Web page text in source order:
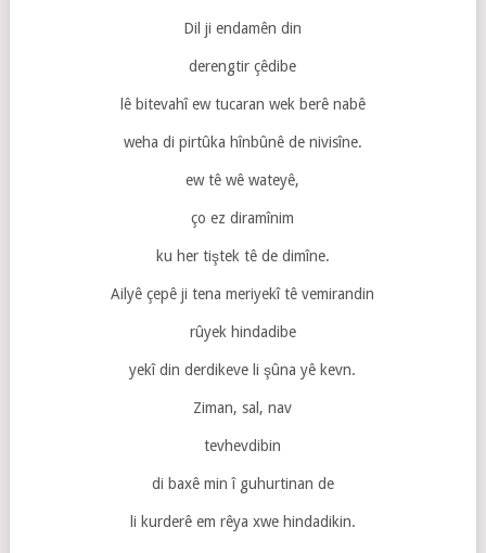
Dil ji endamên din
derengtir çêdibe
lê bitevahî ew tucaran wek berê nabê
weha di pirtûka hînbûnê de nivisîne.
ew tê wê wateyê,
ço ez diramînim
ku her tiştek tê de dimîne.
Ailyê çepê ji tena meriyekî tê vemirandin
rûyek hindadibe
yekî din derdikeve li şûna yê kevn.
Ziman, sal, nav
tevhevdibin
di baxê min î guhurtinan de
li kurderê em rêya xwe hindadikin.